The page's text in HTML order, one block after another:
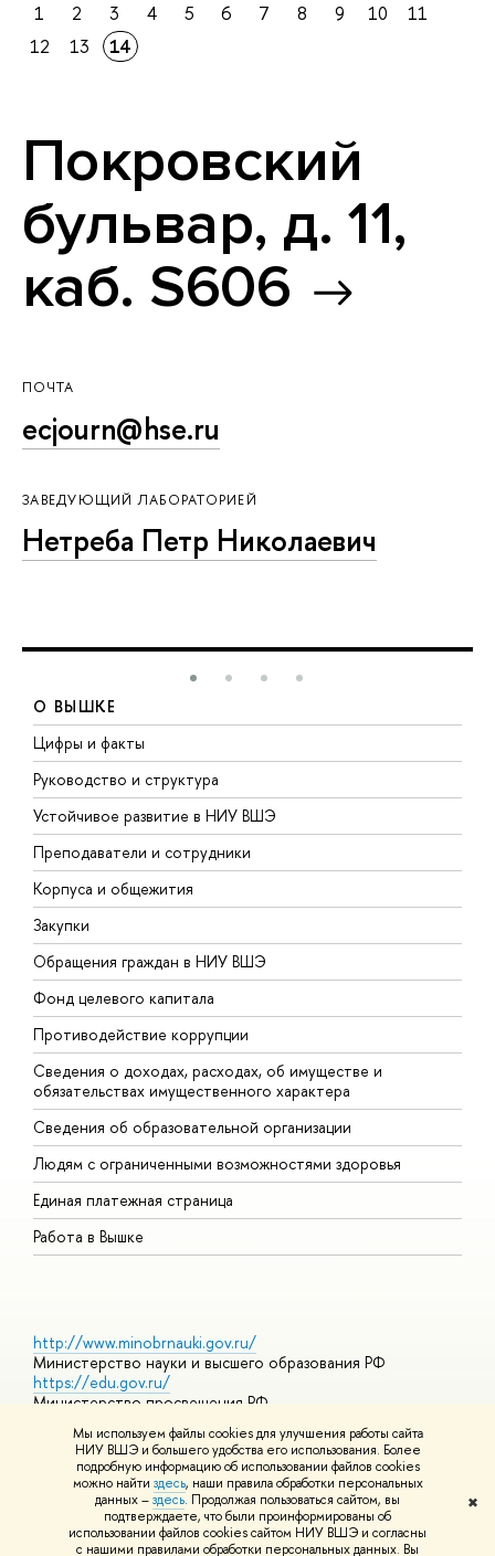
Мы используем файлы cookies для улучшения работы сайта
НИУ ВШЭ и большего удобства его использования. Более
подробную информацию об использовании файлов cookies
можно найти здесь, наши правила обработки персональных
данных –здесь. Продолжая пользоваться сайтом, вы
подтверждаете, что были проинформированы об
использовании файлов cookies сайтом НИУ ВШЭ и согласны
с нашими правилами обработки персональных данных. Вы
✖
1 2 3 4 5 6 7 8 9 10
11
12
13 14
Покровский
бульвар, д. 11,
каб. S606
ПОЧТА
ecjourn@hse.ru
ЗАВЕДУЮЩИЙ ЛАБОРАТОРИЕЙ
Нетреба Петр Николаевич
О ВЫШКЕ
Цифры и факты
Руководство и структура
Устойчивое развитие в НИУ ВШЭ
Преподаватели и сотрудники
Корпуса и общежития
Закупки
Обращения граждан в НИУ ВШЭ
Фонд целевого капитала
Противодействие коррупции
Сведения о доходах, расходах, об имуществе и
обязательствах имущественного характера
Сведения об образовательной организации
Людям с ограниченными возможностями здоровья
Единая платежная страница
Работа в Вышке
http://www.minobrnauki.gov.ru/
Министерство науки и высшего образования РФ
https://edu.gov.ru/
Министерство просвещения РФ
https://elearning.hse.ru/mooc
Массовые открытые онлайн-курсы
© НИУ ВШЭ 1993–2026 Адреса и контактыУсловия
использования материалов Политика конфиденциальности